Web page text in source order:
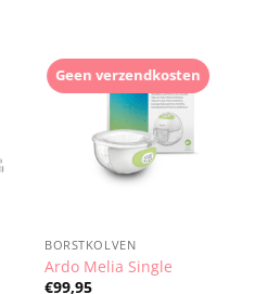
Geen verzendkosten
BORSTKOLVEN
Ardo Melia Single
€99,95